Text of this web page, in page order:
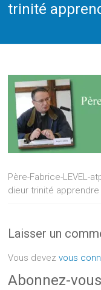
trinité
Père-Fabrice-LEVEL-
dieur trinité
Laisser un
Vous devezvous
Abonnez-